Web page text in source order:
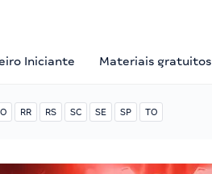
Iniciante Materiais gratuitos
RR RS SC SE SP TO